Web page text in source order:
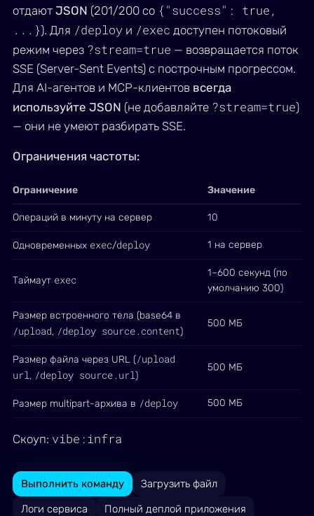
отдаютJSON (201/200 со {"success": true,
...}). Для /deploy и /exec доступен потоковый
режим через ?stream=true — возвращается поток
SSE (Server-Sent Events) с построчным прогрессом.
Для AI-агентов и MCP-клиентов всегда
используйте JSON (не добавляйте ?stream=true)
— они не умеют разбирать SSE.
Ограничения частоты:
Ограничение Значение
Операций в минуту на сервер 10
Одновременных exec/deploy 1 на сервер
Таймаут exec
1–600 секунд (по
умолчанию 300)
Размер встроенного тела (base64 в
/upload, /deploy source.content)
500 МБ
Размер файла через URL (/upload
url, /deploy source.url)
500 МБ
Размер multipart-архива в /deploy 500 МБ
Скоуп: vibe:infra
Выполнить команду
Загрузить файл
Логи сервиса
Полный деплой приложения